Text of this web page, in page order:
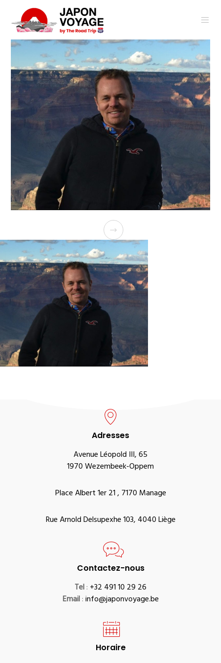
Adresses
Avenue Léopold III, 65
1970 Wezembeek-Oppem
Place Albert 1er 21 , 7170 Manage
Rue Arnold Delsupexhe 103, 4040 Liège
Contactez-nous
Tel: +32 491 10 29 26
Email:info@japonvoyage.be
Horaire